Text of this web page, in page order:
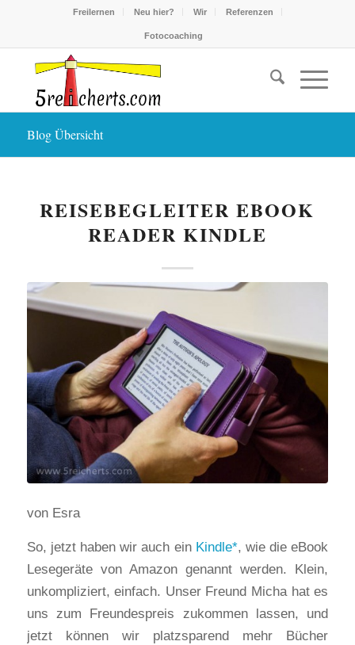
Freilernen Neu hier? Wir Referenzen
Fotocoaching
Blog Übersicht
REISEBEGLEITER EBOOK
READER KINDLE
von Esra
So, jetzt haben wir auch ein Kindle , wie die eBook
Lesegeräte von Amazon genannt werden. Klein,
unkompliziert, einfach. Unser Freund Micha hat es
uns zum Freundespreis zukommen lassen, und
jetzt können wir platzsparend mehr Bücher